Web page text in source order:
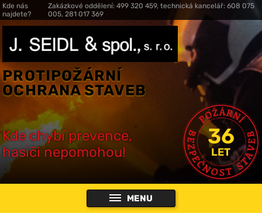
Kde nás
najdete?
Zakázkové oddělení: 499 320 459, technická kancelář: 608 075
005, 281 017 369
PROTIPOŽÁRNÍ
OCHRANA STAVEB
Kde chybí prevence,
hasiči nepomohou!
36
LET
MENU